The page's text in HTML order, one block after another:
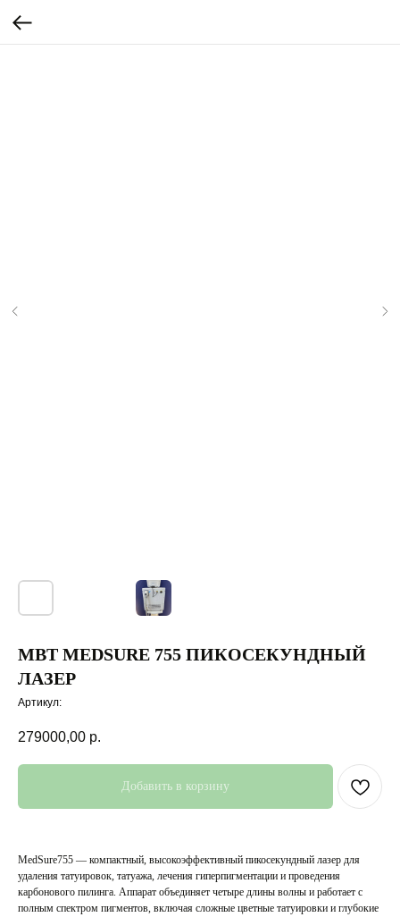
MBT MEDSURE 755 ПИКОСЕКУНДНЫЙ
ЛАЗЕР
Артикул:
279000,00 р.
Добавить в корзину
MedSure755 — компактный, высокоэффективный пикосекундный лазер для
удаления татуировок, татуажа, лечения гиперпигментации и проведения
карбонового пилинга. Аппарат объединяет четыре длины волны и работает с
полным спектром пигментов, включая сложные цветные татуировки и глубокие